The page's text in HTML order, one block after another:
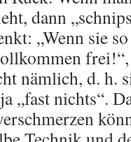
dann
„Wenn sie
nämlich, d. h.
„fast nichts“.